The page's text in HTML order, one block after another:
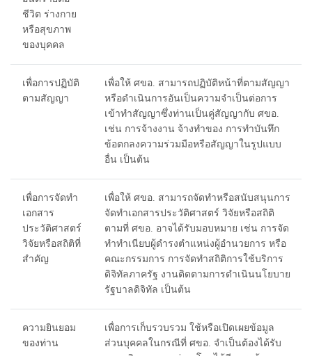
ชีวิต ร่างกาย
หรือสุขภาพ
ของบุคคล
เพื่อการปฏิบัติ
ตามสัญญา
เพื่อให้ ศขอ. สามารถปฏิบัติหน้าที่ตามสัญญา
หรือดำเนินการอันเป็นความจำเป็นต่อการ
เข้าทำสัญญาซึ่งท่านเป็นคู่สัญญากับ ศขอ.
เช่น การจ้างงาน จ้างทำของ การทำบันทึก
ข้อตกลงความร่วมมือหรือสัญญาในรูปแบบ
อื่น เป็นต้น
เพื่อการจัดทำ
เอกสาร
ประวัติศาสตร์
วิจัยหรือสถิติที่
สำคัญ
เพื่อให้ ศขอ. สามารถจัดทำหรือสนับสนุนการ
จัดทำเอกสารประวัติศาสตร์ วิจัยหรือสถิติ
ตามที่ ศขอ. อาจได้รับมอบหมาย เช่น การจัด
ทำทำเนียบผู้ดำรงตำแหน่งผู้อำนวยการ หรือ
คณะกรรมการ การจัดทำสถิติการใช้บริการ
ดิจิทัลภาครัฐ งานติดตามการดำเนินนโยบาย
รัฐบาลดิจิทัล เป็นต้น
ความยินยอม
ของท่าน
เพื่อการเก็บรวบรวม ใช้หรือเปิดเผยข้อมูล
ส่วนบุคคลในกรณีที่ ศขอ. จำเป็นต้องได้รับ